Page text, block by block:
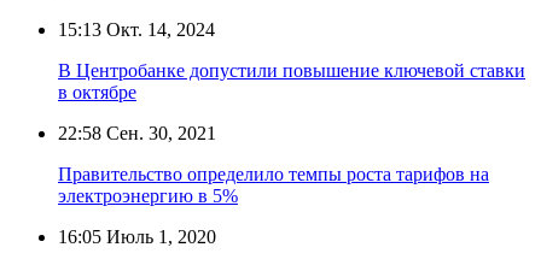
15:13 Окт. 14, 2024
В Центробанке допустили повышение ключевой ставки
в октябре
22:58 Сен. 30, 2021
Правительство определило темпы роста тарифов на
электроэнергию в 5%
16:05 Июль 1, 2020